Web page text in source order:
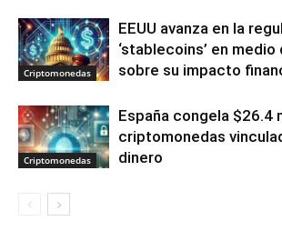
Criptomonedas
EEUU avanza en la
‘stablecoins’ en
sobre su impacto
Criptomonedas
España congela $26.4
criptomonedas
dinero